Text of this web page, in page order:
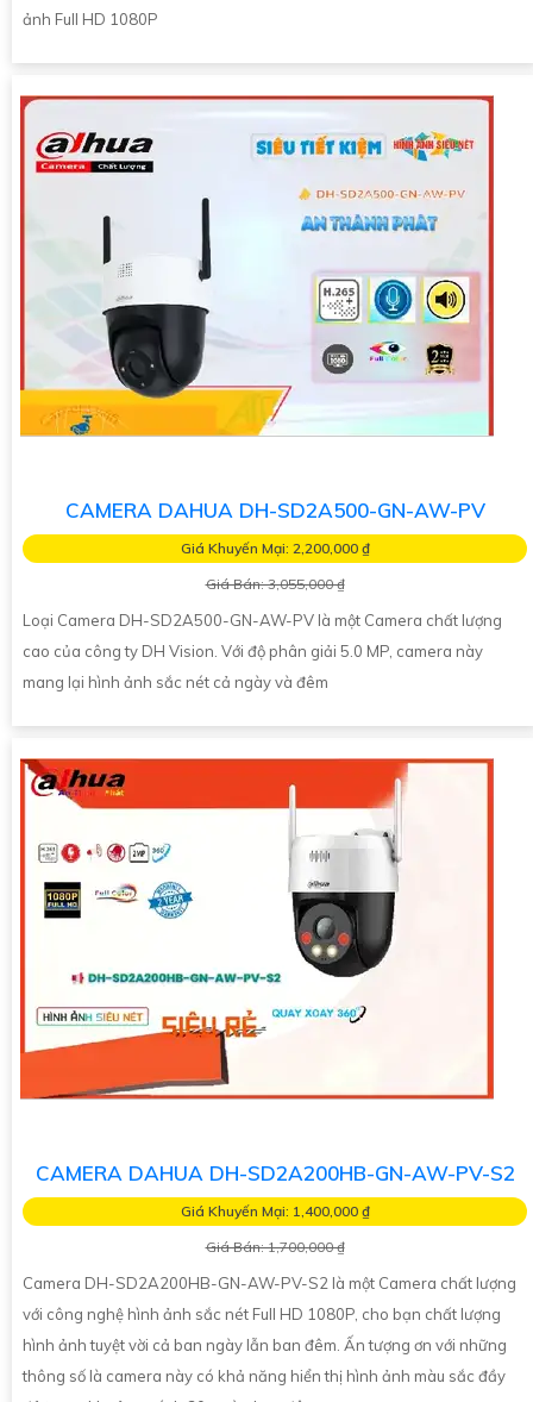
ảnh Full HD 1080P
CAMERA DAHUA DH-SD2A500-GN-AW-PV
Giá Khuyến Mại: 2,200,000 ₫
Giá Bán: 3,055,000 ₫
Loại Camera DH-SD2A500-GN-AW-PV là một Camera chất lượng
cao của công ty DH Vision. Với độ phân giải 5.0 MP, camera này
mang lại hình ảnh sắc nét cả ngày và đêm
CAMERA DAHUA DH-SD2A200HB-GN-AW-PV-S2
Giá Khuyến Mại: 1,400,000 ₫
Giá Bán: 1,700,000 ₫
Camera DH-SD2A200HB-GN-AW-PV-S2 là một Camera chất lượng
với công nghệ hình ảnh sắc nét Full HD 1080P, cho bạn chất lượng
hình ảnh tuyệt vời cả ban ngày lẫn ban đêm. Ấn tượng ơn với những
thông số là camera này có khả năng hiển thị hình ảnh màu sắc đầy